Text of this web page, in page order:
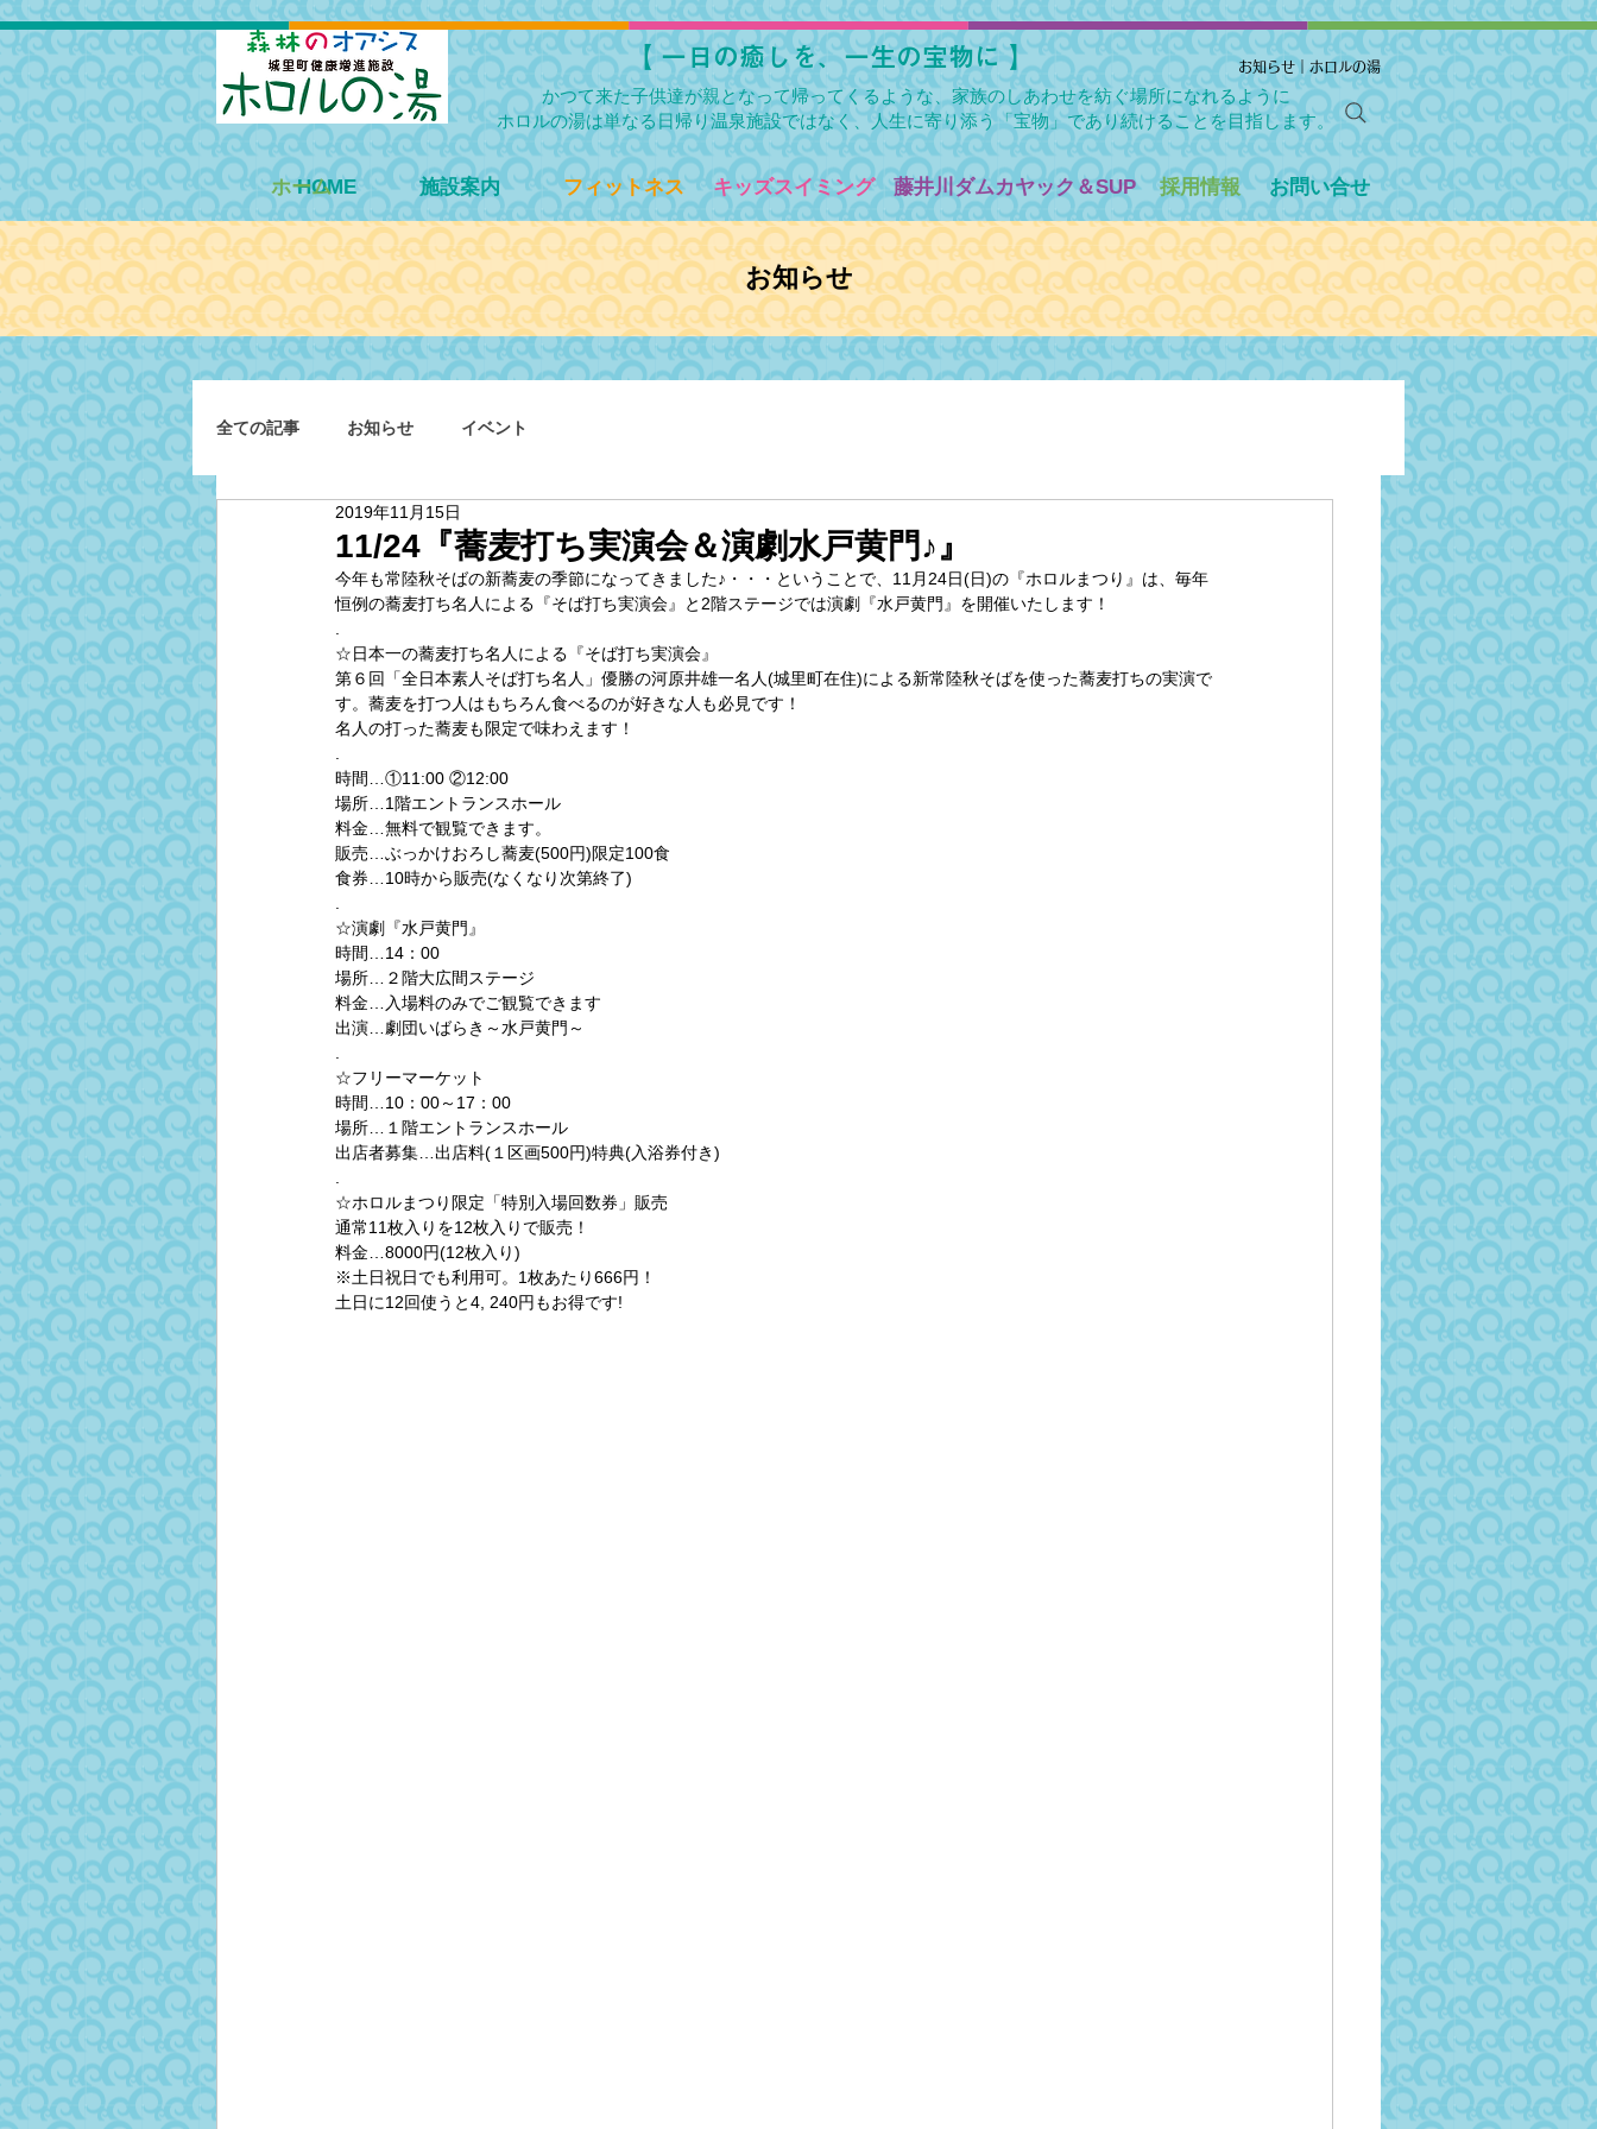
​【 一日の癒しを、一生の宝物に 】
かつて来た子供達が親となって帰ってくるような、家族のしあわせを紡ぐ場所になれるように
ホロルの湯は単なる日帰り温泉施設ではなく、人生に寄り添う「宝物」であり続けることを目指します。
HOME 施設案内
ホーム キッズスイミング
フィットネス 藤井川ダムカヤック＆SUP 採用情報 お問い合せ
お知らせ｜ホロルの湯
お知らせ
全ての記事 お知らせ イベント
11/24『蕎麦打ち実演会＆演劇水戸黄門♪』
2019年11月15日
今年も常陸秋そばの新蕎麦の季節になってきました♪・・・ということで、11月24日(日)の『ホロルまつり』は、毎年
恒例の蕎麦打ち名人による『そば打ち実演会』と2階ステージでは演劇『水戸黄門』を開催いたします！
☆日本一の蕎麦打ち名人による『そば打ち実演会』
第６回「全日本素人そば打ち名人」優勝の河原井雄一名人(城里町在住)による新常陸秋そばを使った蕎麦打ちの実演で
す。蕎麦を打つ人はもちろん食べるのが好きな人も必見です！
名人の打った蕎麦も限定で味わえます！
時間…①11:00 ②12:00
場所…1階エントランスホール
料金…無料で観覧できます。
販売…ぶっかけおろし蕎麦(500円)限定100食
食券…10時から販売(なくなり次第終了)
☆演劇『水戸黄門』
時間…14：00
場所…２階大広間ステージ
料金…入場料のみでご観覧できます
出演…劇団いばらき～水戸黄門～
☆フリーマーケット
時間…10：00～17：00
場所…１階エントランスホール
出店者募集…出店料(１区画500円)特典(入浴券付き)
☆ホロルまつり限定「特別入場回数券」販売
通常11枚入りを12枚入りで販売！
料金…8000円(12枚入り)
※土日祝日でも利用可。1枚あたり666円！
土日に12回使うと4, 240円もお得です!